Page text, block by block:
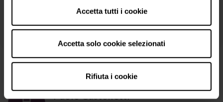
Accetta tutti i cookie
Accetta solo cookie selezionati
Rifiuta i cookie
Vinitaly
Speakers
Paolo Castelletti